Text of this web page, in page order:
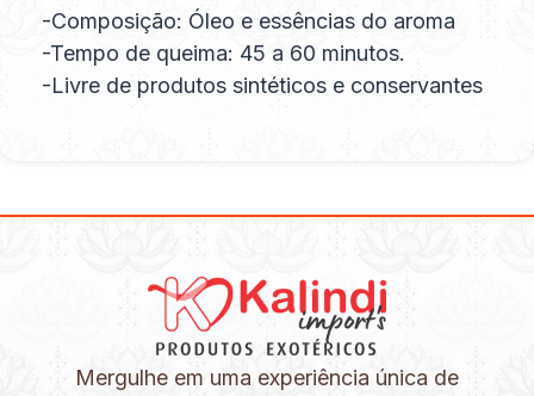
-Composição: Óleo e essências do aroma
-Tempo de queima: 45 a 60 minutos.
-Livre de produtos sintéticos e conservantes
Mergulhe em uma experiência única de